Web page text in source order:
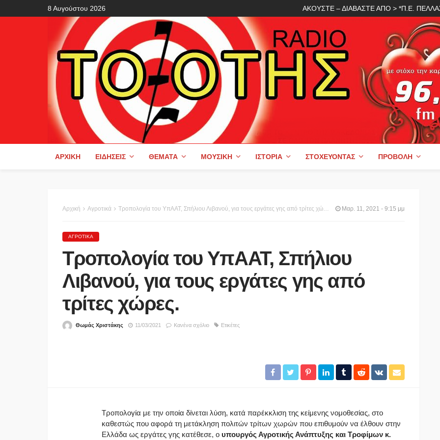
8 Αυγούστου 2026 ΑΚΟΥΣΤΕ – ΔΙΑΒΑΣΤΕ ΑΠΟ > *Π.Ε.
ΑΡΧΙΚΉ ΕΙΔΉΣΕΙΣ ΘΈΜΑΤΑ ΜΟΥΣΙΚΉ ΙΣΤΟΡΊΑ ΣΤΟΧΕΎΟΝΤΑΣ ΠΡΟΒΟΛΉ
Αρχική Αγροτικά Τροπολογία του ΥπΑΑΤ, Σπήλιου Λιβανού, για τους εργάτες γης από τρίτες χώρες. Μαρ. 11, 2021 - 9:15 μμ
ΑΓΡΟΤΙΚΆ
Τροπολογία του ΥπΑΑΤ, Σπήλιου
Λιβανού, για τους εργάτες γης από
τρίτες χώρες.
Θωμάς Χριστάκης 11/03/2021 Κανένα σχόλιο Ετικέτες
Τροπολογία με την οποία δίνεται λύση, κατά παρέκκλιση της κείμενης νομοθεσίας, στο
καθεστώς που αφορά τη μετάκληση πολιτών τρίτων χωρών που επιθυμούν να έλθουν στην
Ελλάδα ως εργάτες γης κατέθεσε, ο υπουργός Αγροτικής Ανάπτυξης και Τροφίμων κ.
εκατ. ευρώ επί πλέον στις 13
Περιφέρειες για μέτρα